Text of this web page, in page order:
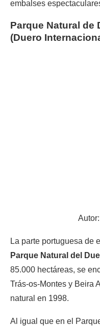
embalses
Parque Natural de
(Duero
La parte portuguesa de
Parque Natural del
85.000 hectáreas, se
Trás-os-Montes y Beira
natural en 1998.
Al igual que en el